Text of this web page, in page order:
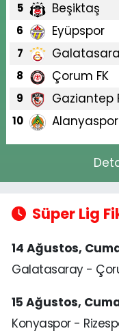
5 Beşiktaş
6 Eyüpspor
7
8 Çorum FK
9 Gaziantep
10 Alanyaspor
Süper Lig
14 Ağustos,
Galatasaray -
15 Ağustos,
Konyaspor -